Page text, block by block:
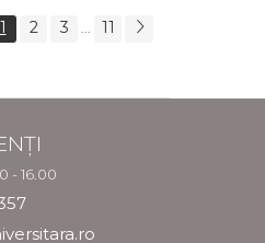
1 2 3 11
- 16.00